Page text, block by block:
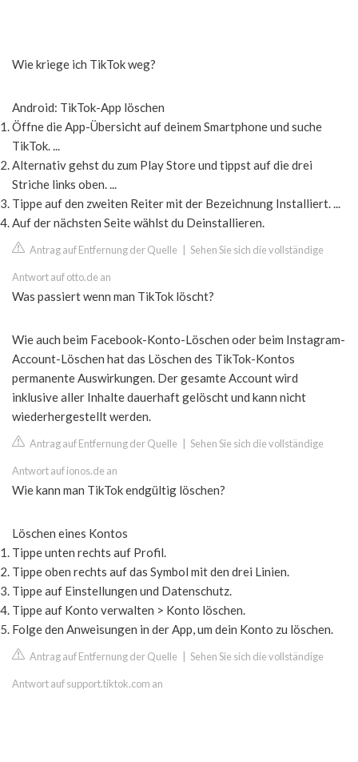
Wie kriege ich TikTok weg?
Android: TikTok-App löschen
Öffne die App-Übersicht auf deinem Smartphone und suche
TikTok. ...
Alternativ gehst du zum Play Store und tippst auf die drei
Striche links oben. ...
Tippe auf den zweiten Reiter mit der Bezeichnung Installiert. ...
Auf der nächsten Seite wählst du Deinstallieren.
Antrag auf Entfernung der Quelle Sehen Sie sich die vollständige
Antwort auf otto.de an
Was passiert wenn man TikTok löscht?
Wie auch beim Facebook-Konto-Löschen oder beim Instagram-
Account-Löschen hat das Löschen des TikTok-Kontos
permanente Auswirkungen. Der gesamte Account wird
inklusive aller Inhalte dauerhaft gelöscht und kann nicht
wiederhergestellt werden.
Antrag auf Entfernung der Quelle Sehen Sie sich die vollständige
Antwort auf ionos.de an
Wie kann man TikTok endgültig löschen?
Löschen eines Kontos
Tippe unten rechts auf Profil.
Tippe oben rechts auf das Symbol mit den drei Linien.
Tippe auf Einstellungen und Datenschutz.
Tippe auf Konto verwalten > Konto löschen.
Folge den Anweisungen in der App, um dein Konto zu löschen.
Antrag auf Entfernung der Quelle Sehen Sie sich die vollständige
Antwort auf support.tiktok.com an